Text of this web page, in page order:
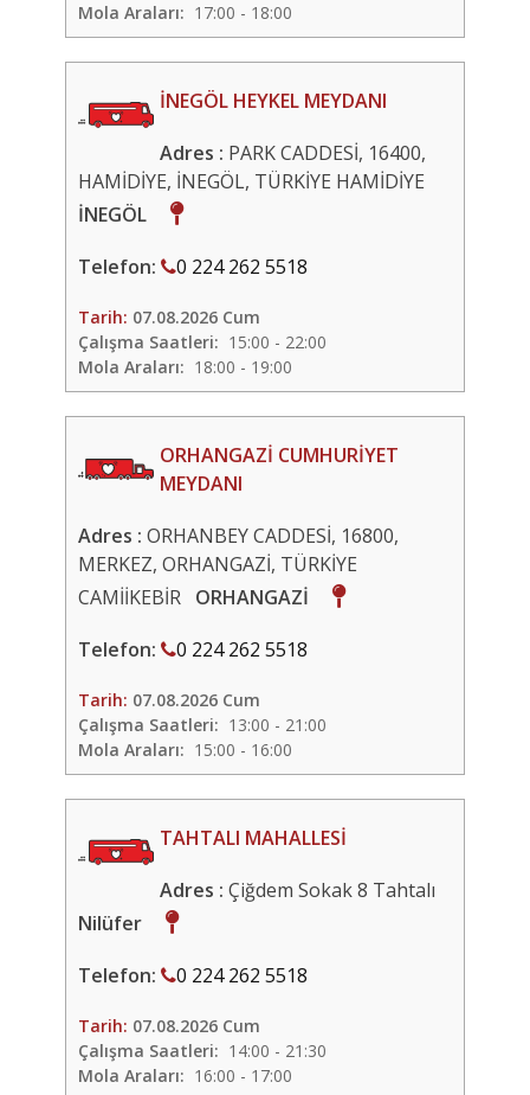
Mola Araları: 17:00 - 18:00
İNEGÖL HEYKEL MEYDANI
Adres : PARK CADDESİ, 16400,
HAMİDİYE, İNEGÖL, TÜRKİYE HAMİDİYE
İNEGÖL
Telefon:
0 224 262 5518
Tarih: 07.08.2026 Cum
Çalışma Saatleri: 15:00 - 22:00
Mola Araları: 18:00 - 19:00
ORHANGAZİ CUMHURİYET
MEYDANI
Adres : ORHANBEY CADDESİ, 16800,
MERKEZ, ORHANGAZİ, TÜRKİYE
CAMİİKEBİR ORHANGAZİ
Telefon:
0 224 262 5518
Tarih: 07.08.2026 Cum
Çalışma Saatleri: 13:00 - 21:00
Mola Araları: 15:00 - 16:00
TAHTALI MAHALLESİ
Adres : Çiğdem Sokak 8 Tahtalı
Nilüfer
Telefon:
0 224 262 5518
Tarih: 07.08.2026 Cum
Çalışma Saatleri: 14:00 - 21:30
Mola Araları: 16:00 - 17:00